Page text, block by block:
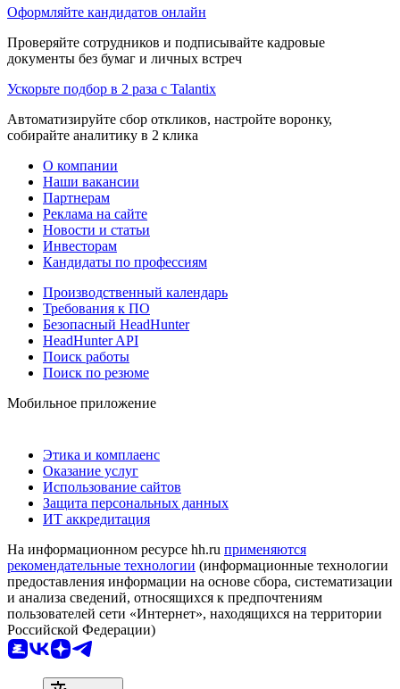
Оформляйте кандидатов онлайн
Проверяйте сотрудников и подписывайте кадровые
документы без бумаг и личных встреч
Ускорьте подбор в 2 раза с Talantix
Автоматизируйте сбор откликов, настройте воронку,
собирайте аналитику в 2 клика
О компании
Наши вакансии
Партнерам
Реклама на сайте
Новости и статьи
Инвесторам
Кандидаты по профессиям
Производственный календарь
Требования к ПО
Безопасный HeadHunter
HeadHunter API
Поиск работы
Поиск по резюме
Мобильное приложение
Этика и комплаенс
Оказание услуг
Использование сайтов
Защита персональных данных
ИТ аккредитация
На информационном ресурсе hh.ru применяются
рекомендательные технологии (информационные технологии
предоставления информации на основе сбора, систематизации
и анализа сведений, относящихся к предпочтениям
пользователей сети «Интернет», находящихся на территории
Российской Федерации)